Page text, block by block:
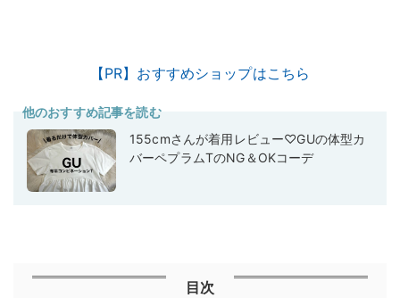
【PR】おすすめショップはこちら
他のおすすめ記事を読む
155cmさんが着用レビュー♡GUの体型カ
バーペプラムTのNG＆OKコーデ
目次